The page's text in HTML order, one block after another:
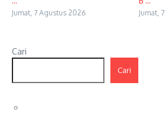
Jumat, 7 Agustus 2026 Jumat,
Cari
Cari